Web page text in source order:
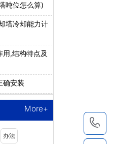
吨位怎么算)
塔冷却能力计
用,结构特点及
确安装
More+
办法